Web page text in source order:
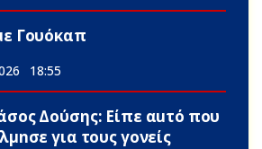
Γουόκαπ
18:55
Δούσης: Είπε αuτό που
για τους γονείς